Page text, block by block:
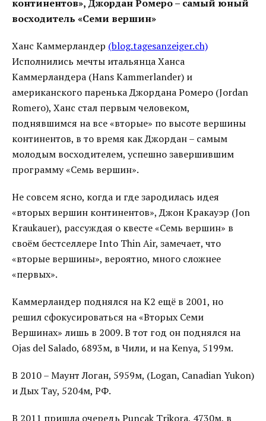
континентов», Джордан Ромеро – самый юный
восходитель «Семи вершин»
Ханс Каммерландер (blog.tagesanzeiger.ch)
Исполнились мечты итальянца Ханса
Каммерландера (Hans Kammerlander) и
американского паренька Джордана Ромеро (Jordan
Romero), Ханс стал первым человеком,
поднявшимся на все «вторые» по высоте вершины
континентов, в то время как Джордан – самым
молодым восходителем, успешно завершившим
программу «Семь вершин».
Не совсем ясно, когда и где зародилась идея
«вторых вершин континентов», Джон Кракауэр (Jon
Kraukauer), рассуждая о квесте «Семь вершин» в
своём бестселлере Into Thin Air, замечает, что
«вторые вершины», вероятно, много сложнее
«первых».
Каммерландер поднялся на К2 ещё в 2001, но
решил сфокусироваться на «Вторых Семи
Вершинах» лишь в 2009. В тот год он поднялся на
Ojas del Salado, 6893м, в Чили, и на Kenya, 5199м.
В 2010 – Маунт Логан, 5959м, (Logan, Canadian Yukon)
и Дых Тау, 5204м, РФ.
В 2011 пришла очередь Puncak Trikora, 4730м, в